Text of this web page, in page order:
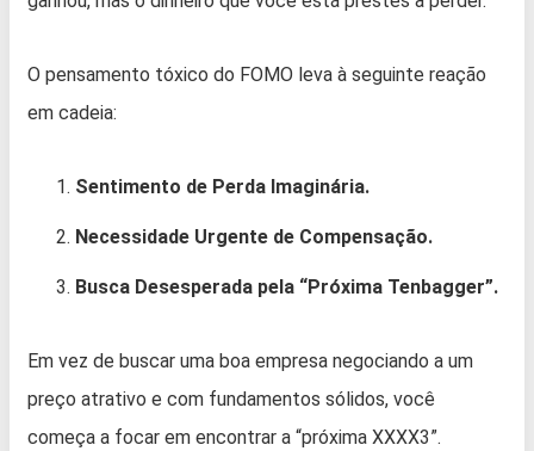
O pensamento tóxico do FOMO leva à seguinte reação
em cadeia:
Sentimento de Perda Imaginária.
Necessidade Urgente de Compensação.
Busca Desesperada pela “Próxima Tenbagger”.
Em vez de buscar uma boa empresa negociando a um
preço atrativo e com fundamentos sólidos, você
começa a focar em encontrar a “próxima XXXX3”.